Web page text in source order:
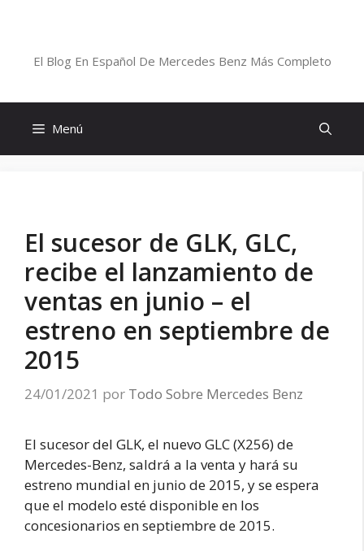
El Blog En Español De Mercedes Benz Más Completo
Menú
El sucesor de GLK, GLC,
recibe el lanzamiento de
ventas en junio – el
estreno en septiembre de
2015
24/01/2021 por Todo Sobre Mercedes Benz
El sucesor del GLK, el nuevo GLC (X256) de
Mercedes-Benz, saldrá a la venta y hará su
estreno mundial en junio de 2015, y se espera
que el modelo esté disponible en los
concesionarios en septiembre de 2015.